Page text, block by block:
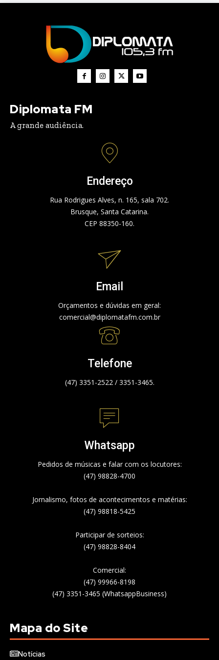
Diplomata FM
A grande audiência.
Endereço
Rua Rodrigues Alves, n. 165, sala 702.
Brusque, Santa Catarina.
CEP 88350-160.
Email
Orçamentos e dúvidas em geral:
comercial@diplomatafm.com.br
Telefone
(47) 3351-2522 / 3351-3465.
Whatsapp
Pedidos de músicas e falar com os locutores:
(47) 98828-4700
Jornalismo, fotos de acontecimentos e matérias:
(47) 98818-5425
Participar de sorteios:
(47) 98828-8404
Comercial:
(47) 99966-8198
(47) 3351-3465 (WhatsappBusiness)
Mapa do Site
Notícias